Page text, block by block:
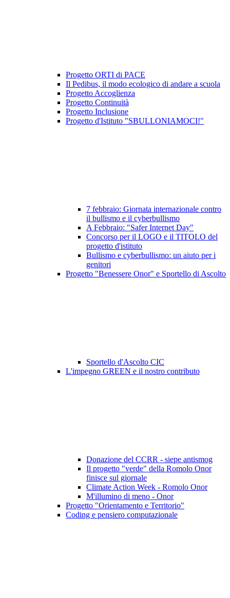
Progetto ORTI di PACE
Il Pedibus, il modo ecologico di andare a scuola
Progetto Accoglienza
Progetto Continuità
Progetto Inclusione
Progetto d'Istituto "SBULLONIAMOCI!"
7 febbraio: Giornata internazionale contro
il bullismo e il cyberbullismo
A Febbraio: "Safer Internet Day"
Concorso per il LOGO e il TITOLO del
progetto d'istituto
Bullismo e cyberbullismo: un aiuto per i
genitori
Progetto "Benessere Onor" e Sportello di Ascolto
Sportello d'Ascolto CIC
L'impegno GREEN e il nostro contributo
Donazione del CCRR - siepe antismog
Il progetto "verde" della Romolo Onor
finisce sul giornale
Climate Action Week - Romolo Onor
M'illumino di meno - Onor
Progetto "Orientamento e Territorio"
Coding e pensiero computazionale